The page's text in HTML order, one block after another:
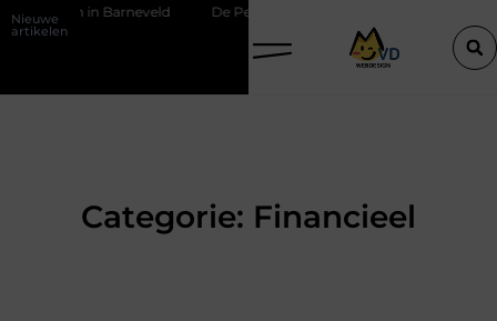
Nieuwe
artikelen
in Barneveld De Perfecte Gids voor Vloerbedekking in
Categorie: Financieel